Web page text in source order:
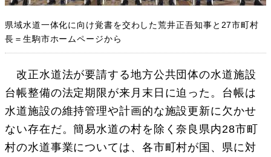
県域水道一体化に向け覚書を交わした荒井正吾知事と27市町村
長＝生駒市ホームページから
改正水道法が要請する地方公共団体の水道施設
台帳整備の法定期限が来月末日に迫った。台帳は
水道施設の維持管理や計画的な施設更新に欠かせ
ない存在だ。簡易水道の村を除く奈良県内28市町
村の水道事業については、各市町村が国、県に対